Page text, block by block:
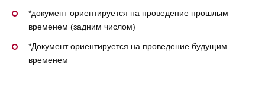
*документ ориентируется на проведение прошлым
временем (задним числом)
*Документ ориентируется на проведение будущим
временем